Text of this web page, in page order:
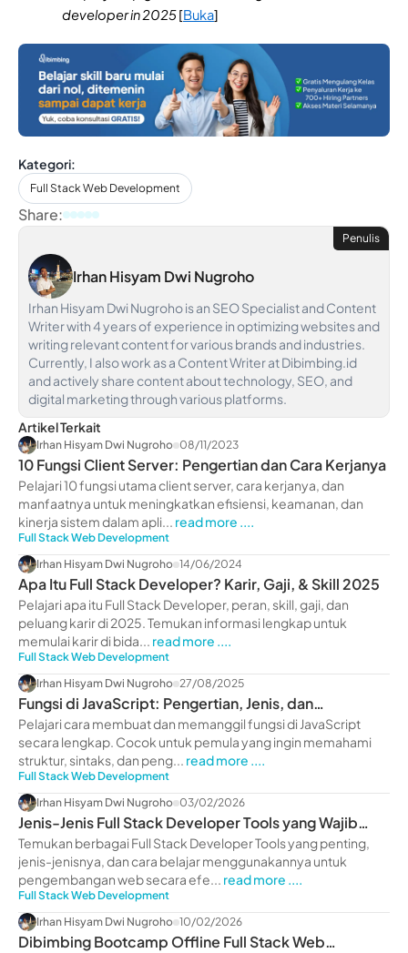
developer in 2025[Buka]
Kategori:
Full Stack Web Development
Share:
Penulis
Irhan Hisyam Dwi Nugroho
Irhan Hisyam Dwi Nugroho is an SEO Specialist and Content
Writer with 4 years of experience in optimizing websites and
writing relevant content for various brands and industries.
Currently, I also work as a Content Writer at Dibimbing.id
and actively share content about technology, SEO, and
digital marketing through various platforms.
Artikel Terkait
Irhan Hisyam Dwi Nugroho 08/11/2023
10 Fungsi Client Server: Pengertian dan Cara Kerjanya
Pelajari 10 fungsi utama client server, cara kerjanya, dan
manfaatnya untuk meningkatkan efisiensi, keamanan, dan
kinerja sistem dalam apli... read more ....
Full Stack Web Development
Irhan Hisyam Dwi Nugroho 14/06/2024
Apa Itu Full Stack Developer? Karir, Gaji, & Skill 2025
Pelajari apa itu Full Stack Developer, peran, skill, gaji, dan
peluang karir di 2025. Temukan informasi lengkap untuk
memulai karir di bida... read more ....
Full Stack Web Development
Irhan Hisyam Dwi Nugroho 27/08/2025
Fungsi di JavaScript: Pengertian, Jenis, dan
Contohnya
Pelajari cara membuat dan memanggil fungsi di JavaScript
secara lengkap. Cocok untuk pemula yang ingin memahami
struktur, sintaks, dan peng... read more ....
Full Stack Web Development
Irhan Hisyam Dwi Nugroho 03/02/2026
Jenis-Jenis Full Stack Developer Tools yang Wajib
Diketahui
Temukan berbagai Full Stack Developer Tools yang penting,
jenis-jenisnya, dan cara belajar menggunakannya untuk
pengembangan web secara efe... read more ....
Full Stack Web Development
Irhan Hisyam Dwi Nugroho 10/02/2026
Dibimbing Bootcamp Offline Full Stack Web